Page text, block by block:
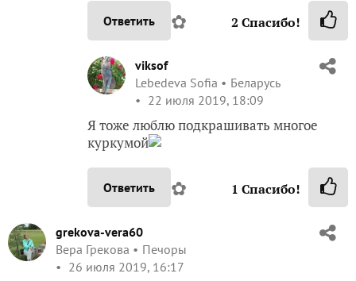
Ответить ✿ 2 Спасибо!
viksof
Lebedeva Sofia
Беларусь
22 июля 2019, 18:09
Я тоже люблю подкрашивать многое
куркумой
Ответить ✿ 1 Спасибо!
grekova-vera60
Вера Грекова
Печоры
26 июля 2019, 16:17